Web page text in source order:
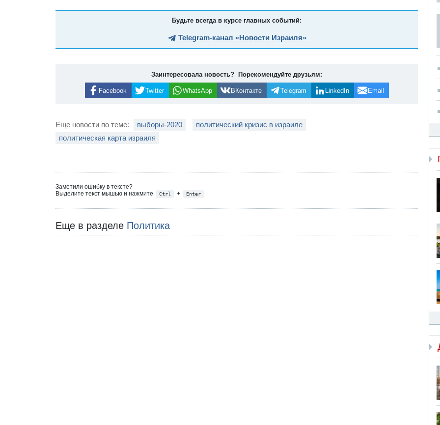
Будьте всегда в курсе главных событий:
Telegram-канал «Новости Израиля»
Заинтересовала новость? Порекомендуйте друзьям:
Facebook Twitter WhatsApp ВКонтакте Telegram LinkedIn Email
Еще новости по теме: выборы-2020
политический кризис в израиле
политическая карта израиля
Заметили ошибку в тексте?
Выделите текст мышью и нажмите
Ctrl + Enter
Еще в разделе Политика